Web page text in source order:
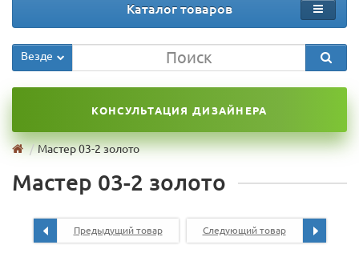
Каталог товаров
Везде
КОНСУЛЬТАЦИЯ ДИЗАЙНЕРА
Мастер 03-2 золото
Мастер 03-2 золото
Предыдущий товар Следующий товар